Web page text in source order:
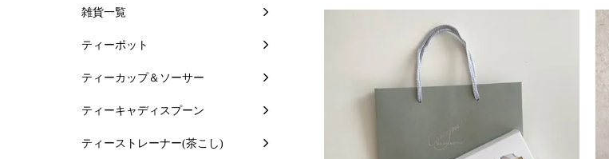
雑貨一覧
ティーポット
ティーカップ＆ソーサー
ティーキャディスプーン
ティーストレーナー(茶こし)